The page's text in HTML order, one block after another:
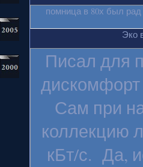
помница в 80х был
Эко
Писал для
Сам при
коллекцию
кБт/с. Да,